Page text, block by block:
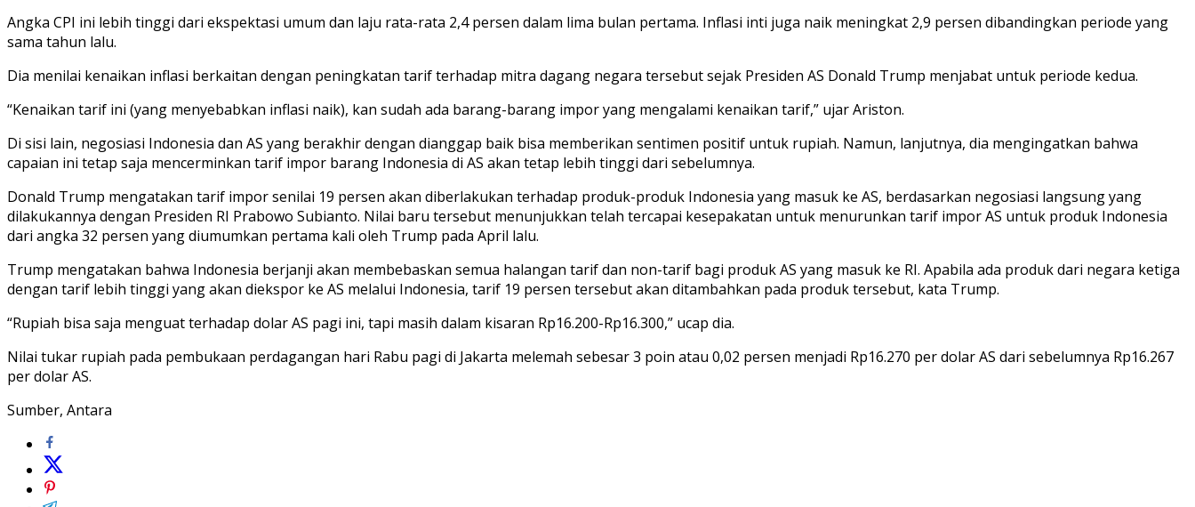
Angka CPI ini lebih tinggi dari ekspektasi umum dan laju rata-rata 2,4 persen dalam lima bulan pertama. Inflasi inti juga naik meningkat 2,9 persen dibandingkan periode yang
sama tahun lalu.
Dia menilai kenaikan inflasi berkaitan dengan peningkatan tarif terhadap mitra dagang negara tersebut sejak Presiden AS Donald Trump menjabat untuk periode kedua.
“Kenaikan tarif ini (yang menyebabkan inflasi naik), kan sudah ada barang-barang impor yang mengalami kenaikan tarif,” ujar Ariston.
Di sisi lain, negosiasi Indonesia dan AS yang berakhir dengan dianggap baik bisa memberikan sentimen positif untuk rupiah. Namun, lanjutnya, dia mengingatkan bahwa
capaian ini tetap saja mencerminkan tarif impor barang Indonesia di AS akan tetap lebih tinggi dari sebelumnya.
Donald Trump mengatakan tarif impor senilai 19 persen akan diberlakukan terhadap produk-produk Indonesia yang masuk ke AS, berdasarkan negosiasi langsung yang
dilakukannya dengan Presiden RI Prabowo Subianto. Nilai baru tersebut menunjukkan telah tercapai kesepakatan untuk menurunkan tarif impor AS untuk produk Indonesia
dari angka 32 persen yang diumumkan pertama kali oleh Trump pada April lalu.
Trump mengatakan bahwa Indonesia berjanji akan membebaskan semua halangan tarif dan non-tarif bagi produk AS yang masuk ke RI. Apabila ada produk dari negara ketiga
dengan tarif lebih tinggi yang akan diekspor ke AS melalui Indonesia, tarif 19 persen tersebut akan ditambahkan pada produk tersebut, kata Trump.
“Rupiah bisa saja menguat terhadap dolar AS pagi ini, tapi masih dalam kisaran Rp16.200-Rp16.300,” ucap dia.
Nilai tukar rupiah pada pembukaan perdagangan hari Rabu pagi di Jakarta melemah sebesar 3 poin atau 0,02 persen menjadi Rp16.270 per dolar AS dari sebelumnya Rp16.267
per dolar AS.
Sumber, Antara